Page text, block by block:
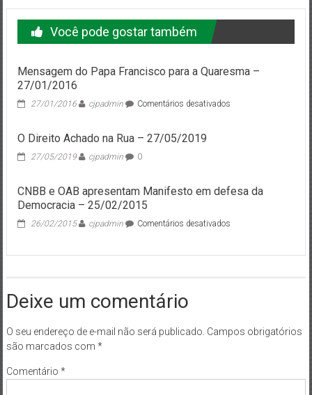
Você pode gostar também
Mensagem do Papa Francisco para a Quaresma –
27/01/2016
27/01/2016 cjpadmin Comentários desativadosem
Quaresma
O Direito Achado na Rua – 27/05/2019
27/05/2019 cjpadmin 0
CNBB e OAB apresentam Manifesto em defesa da
Democracia – 25/02/2015
26/02/2015 cjpadmin Comentários desativadosem
Democracia
Deixe um comentário
O seu endereço de e-mail não será publicado. Campos obrigatórios
são marcados com *
Comentário *